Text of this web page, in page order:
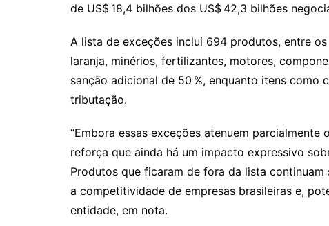
de US$ 18,4 bilhões dos US$ 42,3 bilhões
A lista de exceções inclui 694 produtos, entre
laranja, minérios, fertilizantes, motores,
sanção adicional de 50 %, enquanto itens como
tributação.
“Embora essas exceções atenuem
reforça que ainda há um impacto expressivo
Produtos que ficaram de fora da lista
a competitividade de empresas brasileiras e,
entidade, em nota.